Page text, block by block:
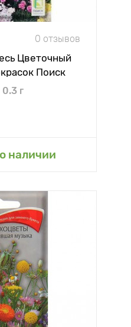
0 отзывов
Цветочный
Поиск
0.3 г
наличии